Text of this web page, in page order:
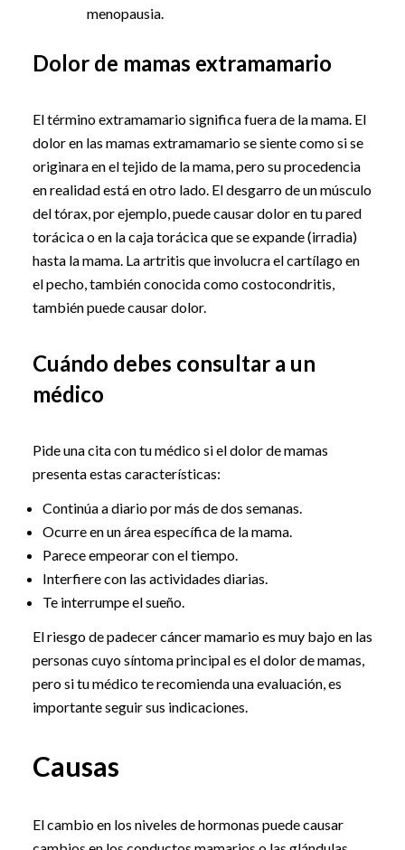
menopausia.
Dolor de mamas extramamario
El término extramamario significa fuera de la mama. El
dolor en las mamas extramamario se siente como si se
originara en el tejido de la mama, pero su procedencia
en realidad está en otro lado. El desgarro de un músculo
del tórax, por ejemplo, puede causar dolor en tu pared
torácica o en la caja torácica que se expande (irradia)
hasta la mama. La artritis que involucra el cartílago en
el pecho, también conocida como costocondritis,
también puede causar dolor.
Cuándo debes consultar a un
médico
Pide una cita con tu médico si el dolor de mamas
presenta estas características:
Continúa a diario por más de dos semanas.
Ocurre en un área específica de la mama.
Parece empeorar con el tiempo.
Interfiere con las actividades diarias.
Te interrumpe el sueño.
El riesgo de padecer cáncer mamario es muy bajo en las
personas cuyo síntoma principal es el dolor de mamas,
pero si tu médico te recomienda una evaluación, es
importante seguir sus indicaciones.
Causas
El cambio en los niveles de hormonas puede causar